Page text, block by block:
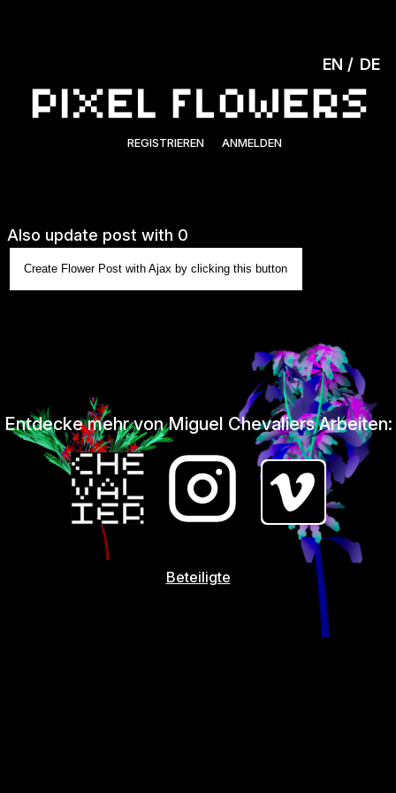
REGISTRIEREN ANMELDEN
EN DE
Also update post with 0
Create Flower Post with Ajax by clicking this button
Entdecke mehr von Miguel Chevaliers Arbeiten:
Beteiligte